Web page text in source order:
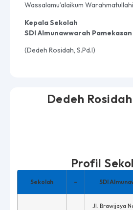
Wassalamu’alaikum
Kepala Sekolah
SDI Almunawwarah Pamekasan
(Dedeh Rosidah, S.Pd.I)
Dedeh
Profil
Sekolah – SDI
Jl. Brawijaya